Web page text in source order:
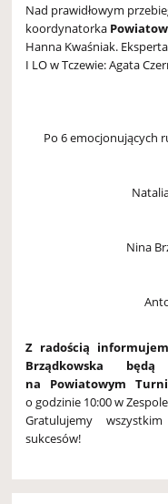
Nad prawidłowym
koordynatorka
Hanna Kwaśniak.
I LO w Tczewie: Agata
Po 6 emocjonujących
Nina
Z radością
Brządkowska
na Powiatowym
o godzinie 10:00 w
Gratulujemy
sukcesów!